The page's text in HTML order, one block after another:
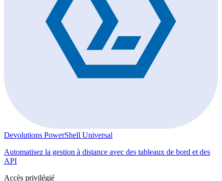
Devolutions PowerShell Universal
Automatisez la gestion à distance avec des tableaux de bord et des
API
Accès privilégié